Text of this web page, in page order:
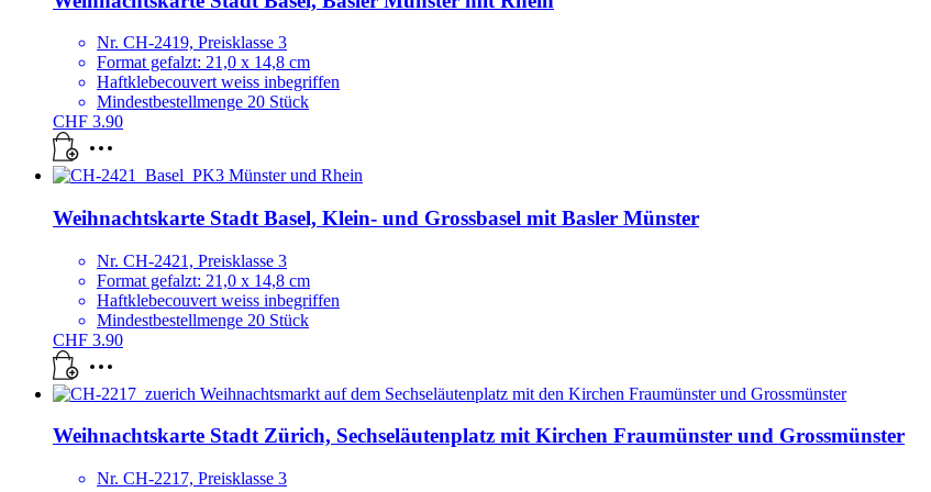
Nr. CH-2419, Preisklasse 3
Format gefalzt: 21,0 x 14,8 cm
Haftklebecouvert weiss inbegriffen
Mindestbestellmenge 20 Stück
CHF 3.90
Weihnachtskarte Stadt Basel, Klein- und Grossbasel mit Basler Münster
Nr. CH-2421, Preisklasse 3
Format gefalzt: 21,0 x 14,8 cm
Haftklebecouvert weiss inbegriffen
Mindestbestellmenge 20 Stück
CHF 3.90
Weihnachtskarte Stadt Zürich, Sechseläutenplatz mit Kirchen Fraumünster und Grossmünster
Nr. CH-2217, Preisklasse 3